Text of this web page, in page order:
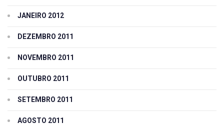
JANEIRO 2012
DEZEMBRO 2011
NOVEMBRO 2011
OUTUBRO 2011
SETEMBRO 2011
AGOSTO 2011